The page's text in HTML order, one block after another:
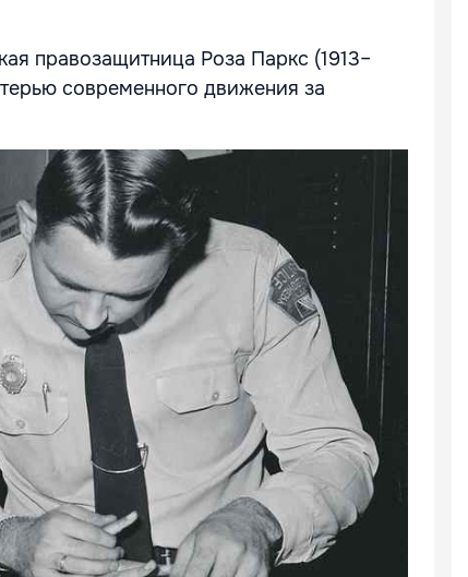
правозащитница Роза Паркс (1913–
современного движения за